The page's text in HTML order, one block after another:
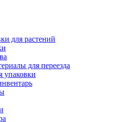
для растений
для переезда
упаковки